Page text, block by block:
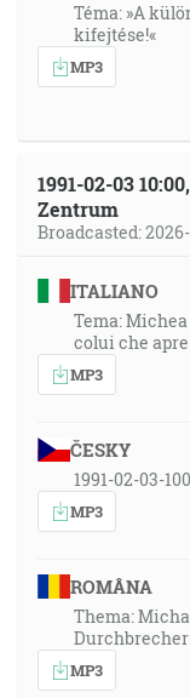
Téma: »A
kifejtése!«
MP3
1991-02-03
Zentrum
Broadcasted:
ITALIANO
Tema:
colui che
MP3
ČESKY
1991-02-03-
MP3
ROMÂNA
Thema:
MP3